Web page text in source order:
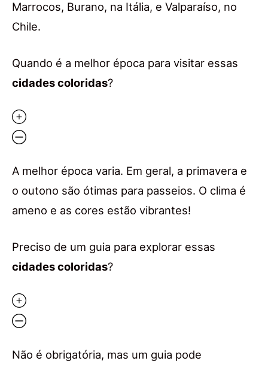
Marrocos, Burano, na Itália, e Valparaíso, no
Chile.
Quando é a melhor época para visitar essas
cidades coloridas?
A melhor época varia. Em geral, a primavera e
o outono são ótimas para passeios. O clima é
ameno e as cores estão vibrantes!
Preciso de um guia para explorar essas
cidades coloridas?
Não é obrigatória, mas um guia pode